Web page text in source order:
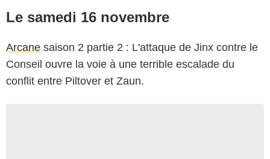
Le samedi 16 novembre
Arcane saison 2 partie 2 : L'attaque de Jinx contre le
Conseil ouvre la voie à une terrible escalade du
conflit entre Piltover et Zaun.